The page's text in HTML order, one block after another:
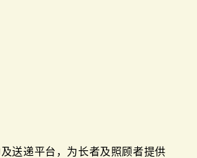
送递平台，为长者及照顾者提供